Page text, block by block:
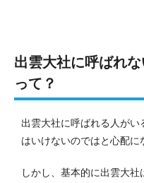
出雲大社に呼ばれ
って？
出雲大社に呼ばれる人が
はいけないのではと心配に
しかし、基本的に出雲大社